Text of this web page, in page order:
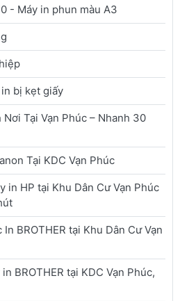
- Máy in phun màu A3
bị kẹt giấy
Tại Vạn Phúc – Nhanh 30
Tại KDC Vạn Phúc
in HP tại Khu Dân Cư Vạn Phúc
BROTHER tại Khu Dân Cư Vạn
BROTHER tại KDC Vạn Phúc,